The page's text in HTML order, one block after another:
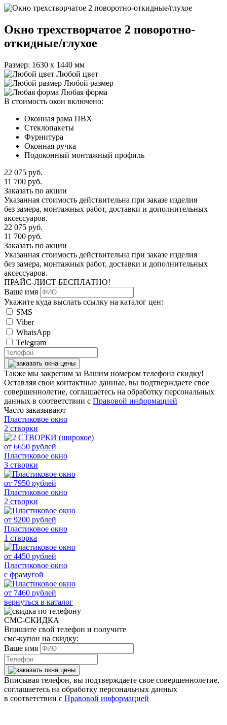
Окно трехстворчатое 2 поворотно-
откидные/глухое
Размер: 1630 х 1440 мм
Любой цвет
Любой размер
Любая форма
В стоимость окон включено:
Оконная рама ПВХ
Стеклопакеты
Фурнитура
Оконная ручка
Подоконный монтажный профиль
22 075 руб.
11 700 руб.
Заказать по акции
Указанная стоимость действительна при заказе изделия
без замера, монтажных работ, доставки и дополнительных
аксессуаров.
22 075 руб.
11 700 руб.
Заказать по акции
Указанная стоимость действительна при заказе изделия
без замера, монтажных работ, доставки и дополнительных
аксессуаров.
ПРАЙС-ЛИСТ БЕСПЛАТНО!
Ваше имя
Укажите куда выслать ссылку на каталог цен:
SMS
Viber
WhatsApp
Telegram
Также мы закрепим за Вашим номером телефона скидку!
Оставляя свои контактные данные, вы подтверждаете свое
совершеннолетие, соглашаетесь на обработку персональных
данных в соответствии с Правовой информацией
Часто заказывают
Пластиковое окно
2 створки
от 6650 рублей
Пластиковое окно
3 створки
от 7950 рублей
Пластиковое окно
2 створки
от 9200 рублей
Пластиковое окно
1 створка
от 4450 рублей
Пластиковое окно
с фрамугой
от 7460 рублей
вернуться в каталог
СМС-СКИДКА
Впишите свой телефон и получите
смс-купон на скидку:
Ваше имя
Вписывая телефон, вы подтверждаете свое совершеннолетие,
соглашаетесь на обработку персональных данных
в соответствии с Правовой информацией